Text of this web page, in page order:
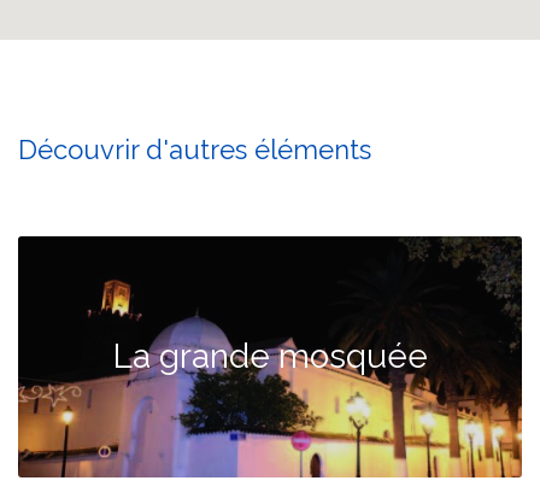
Découvrir d'autres éléments
La grande mosquée